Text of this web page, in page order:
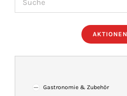
IMBISSANHÄNGER
KATALOG
AKTIONEN
Gastronomie & Zubehör